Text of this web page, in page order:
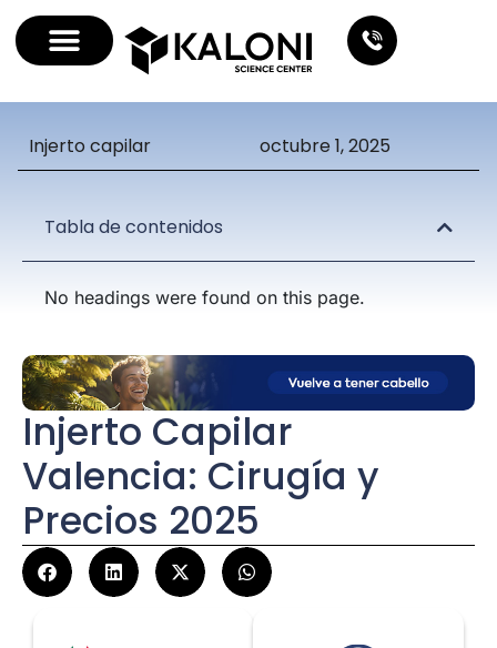
Injerto capilar octubre 1, 2025
Tabla de contenidos
No headings were found on this page.
Injerto Capilar
Valencia: Cirugía y
Precios 2025